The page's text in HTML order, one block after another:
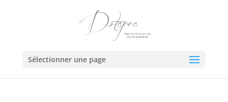
Sélectionner une page